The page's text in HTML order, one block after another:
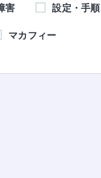
害
設定・手順
マカフィー